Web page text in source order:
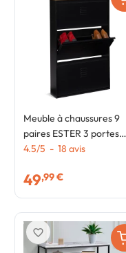
Meuble à chaussures 9
paires ESTER 3 portes
métal noir et plateau
4.5/5 - 18 avis
49,99 €
favorite_border